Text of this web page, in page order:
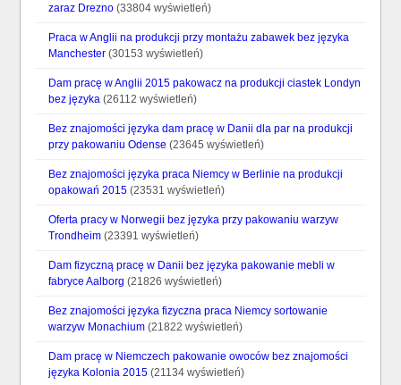
zaraz Drezno (33804 wyświetleń)
Praca w Anglii na produkcji przy montażu zabawek bez języka
Manchester (30153 wyświetleń)
Dam pracę w Anglii 2015 pakowacz na produkcji ciastek Londyn
bez języka (26112 wyświetleń)
Bez znajomości języka dam pracę w Danii dla par na produkcji
przy pakowaniu Odense (23645 wyświetleń)
Bez znajomości języka praca Niemcy w Berlinie na produkcji
opakowań 2015 (23531 wyświetleń)
Oferta pracy w Norwegii bez języka przy pakowaniu warzyw
Trondheim (23391 wyświetleń)
Dam fizyczną pracę w Danii bez języka pakowanie mebli w
fabryce Aalborg (21826 wyświetleń)
Bez znajomości języka fizyczna praca Niemcy sortowanie
warzyw Monachium (21822 wyświetleń)
Dam pracę w Niemczech pakowanie owoców bez znajomości
języka Kolonia 2015 (21134 wyświetleń)